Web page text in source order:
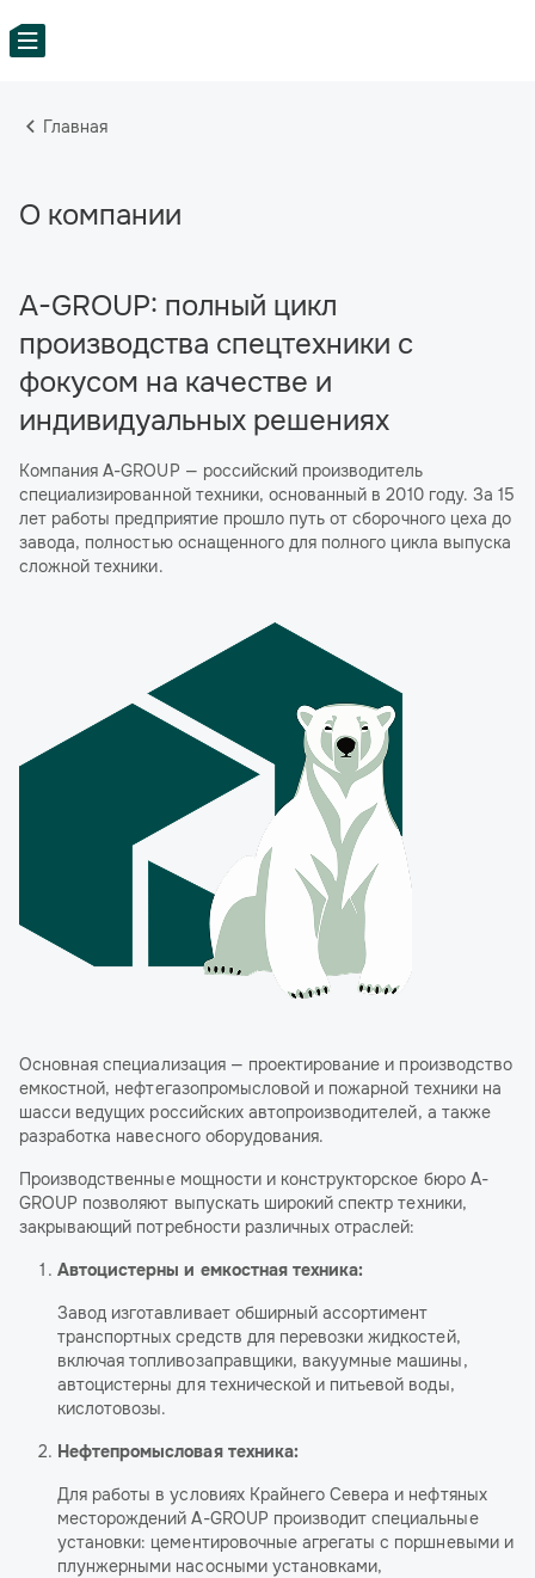
Главная
О компании
A-GROUP: полный цикл
производства спецтехники с
фокусом на качестве и
индивидуальных решениях
Компания A-GROUP — российский производитель
специализированной техники, основанный в 2010 году. За 15
лет работы предприятие прошло путь от сборочного цеха до
завода, полностью оснащенного для полного цикла выпуска
сложной техники.
Основная специализация — проектирование и производство
емкостной, нефтегазопромысловой и пожарной техники на
шасси ведущих российских автопроизводителей, а также
разработка навесного оборудования.
Производственные мощности и конструкторское бюро A-
GROUP позволяют выпускать широкий спектр техники,
закрывающий потребности различных отраслей:
Автоцистерны и емкостная техника:
Завод изготавливает обширный ассортимент
транспортных средств для перевозки жидкостей,
включая топливозаправщики, вакуумные машины,
автоцистерны для технической и питьевой воды,
кислотовозы.
Нефтепромысловая техника:
Для работы в условиях Крайнего Севера и нефтяных
месторождений A-GROUP производит специальные
установки: цементировочные агрегаты с поршневыми и
плунжерными насосными установками,